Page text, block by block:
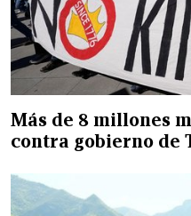
Más de 8 millones
contra gobierno de